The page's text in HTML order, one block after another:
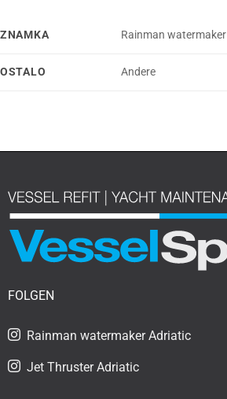
ZNAMKA Rainman watermaker
OSTALO Andere
FOLGEN
Rainman watermaker Adriatic
Jet Thruster Adriatic